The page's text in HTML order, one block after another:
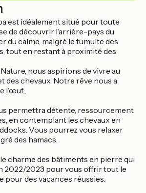
est idéalement situé pour toute
de découvrir l’arrière-pays du
du calme, malgré le tumulte des
tout en restant à proximité des
Nature, nous aspirions de vivre au
des chevaux. Notre rêve nous a
l’œuf...
permettra détente, ressourcement
en contemplant les chevaux en
Vous pourrez vous relaxer
des hamacs.
le charme des bâtiments en pierre qui
2022/2023 pour vous offrir tout le
pour des vacances réussies.